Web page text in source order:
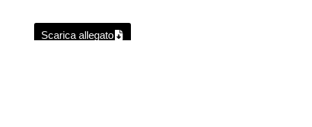
Scarica allegato